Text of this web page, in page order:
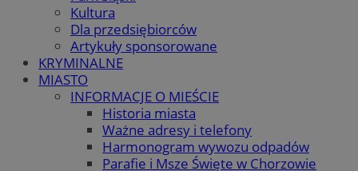
Kultura
Dla przedsiębiorców
Artykuły sponsorowane
KRYMINALNE
MIASTO
INFORMACJE O MIEŚCIE
Historia miasta
Ważne adresy i telefony
Harmonogram wywozu odpadów
Parafie i Msze Święte w Chorzowie